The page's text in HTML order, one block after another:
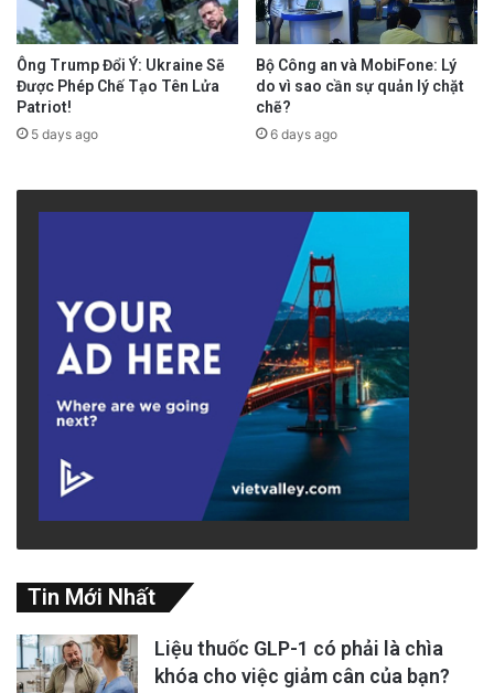
Ông Trump Đổi Ý: Ukraine Sẽ
Được Phép Chế Tạo Tên Lửa
Patriot!
5 days ago
Bộ Công an và MobiFone: Lý
do vì sao cần sự quản lý chặt
chẽ?
6 days ago
Tin Mới Nhất
Liệu thuốc GLP-1 có phải là chìa
khóa cho việc giảm cân của bạn?